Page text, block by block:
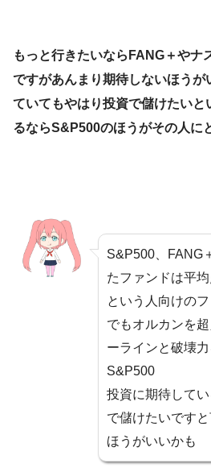
もっと行きたいならFANG＋やナ
ですがあんまり期待しないほうが
ていてもやはり投資で儲けたいと
るならS&P500のほうがその人に
S&P500、FANG
たファンドは平
という人向けの
でもオルカンを
ーラインと破壊
S&P500
投資に期待して
で儲けたいです
ほうがいいかも